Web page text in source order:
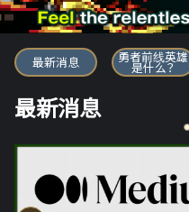
勇者前线英雄
最新消息 勇者前线英雄
是什么？
最新消息